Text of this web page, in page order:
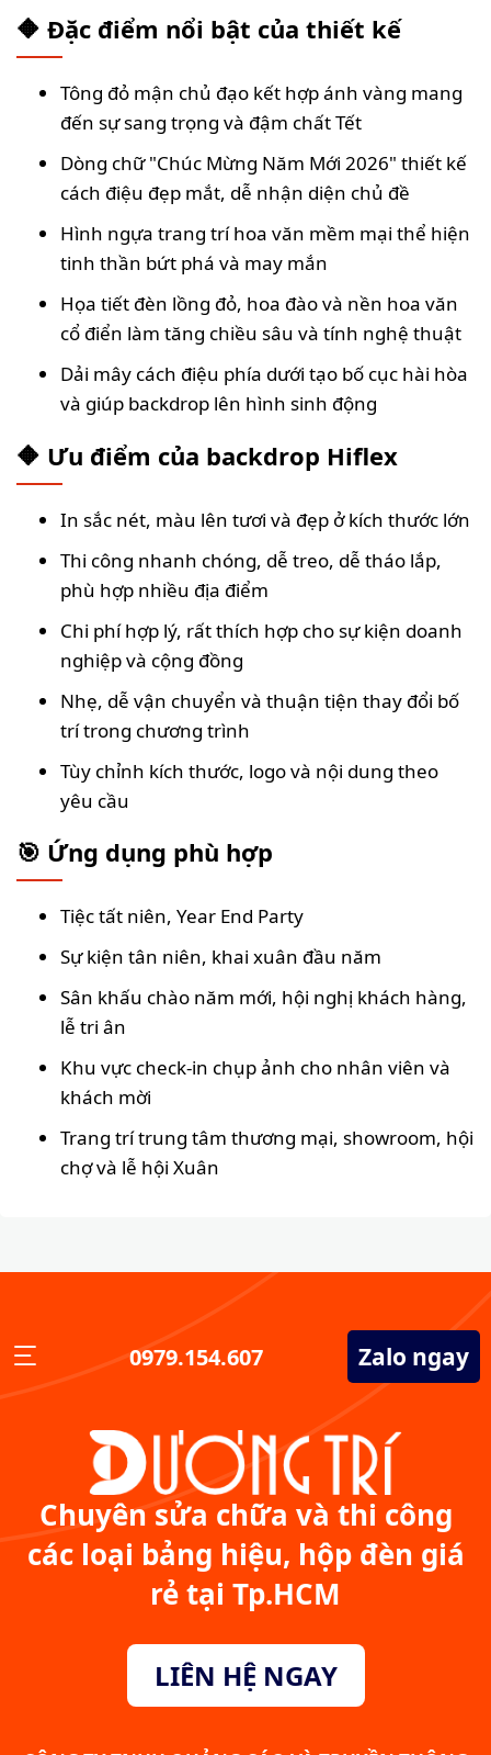
🔶 Đặc điểm nổi bật của thiết kế
Tông đỏ mận chủ đạo kết hợp ánh vàng mang
đến sự sang trọng và đậm chất Tết
Dòng chữ "Chúc Mừng Năm Mới 2026" thiết kế
cách điệu đẹp mắt, dễ nhận diện chủ đề
Hình ngựa trang trí hoa văn mềm mại thể hiện
tinh thần bứt phá và may mắn
Họa tiết đèn lồng đỏ, hoa đào và nền hoa văn
cổ điển làm tăng chiều sâu và tính nghệ thuật
Dải mây cách điệu phía dưới tạo bố cục hài hòa
và giúp backdrop lên hình sinh động
🔶 Ưu điểm của backdrop Hiflex
In sắc nét, màu lên tươi và đẹp ở kích thước lớn
Thi công nhanh chóng, dễ treo, dễ tháo lắp,
phù hợp nhiều địa điểm
Chi phí hợp lý, rất thích hợp cho sự kiện doanh
nghiệp và cộng đồng
Nhẹ, dễ vận chuyển và thuận tiện thay đổi bố
trí trong chương trình
Tùy chỉnh kích thước, logo và nội dung theo
yêu cầu
🎯 Ứng dụng phù hợp
Tiệc tất niên, Year End Party
Sự kiện tân niên, khai xuân đầu năm
Sân khấu chào năm mới, hội nghị khách hàng,
lễ tri ân
Khu vực check-in chụp ảnh cho nhân viên và
khách mời
Trang trí trung tâm thương mại, showroom, hội
chợ và lễ hội Xuân
0979.154.607 Zalo ngay
Chuyên sửa chữa và thi công
các loại bảng hiệu, hộp đèn giá
rẻ tại Tp.HCM
LIÊN HỆ NGAY